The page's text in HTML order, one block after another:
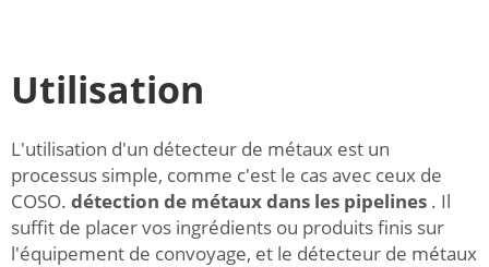
Utilisation
L'utilisation d'un détecteur de métaux est un
processus simple, comme c'est le cas avec ceux de
COSO. détection de métaux dans les pipelines . Il
suffit de placer vos ingrédients ou produits finis sur
l'équipement de convoyage, et le détecteur de métaux